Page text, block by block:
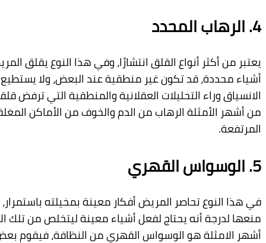
المحدد
أنواع القلقانتشارًا، وفيهذاالنوعيقلقالمريضمن
قدتكونغير منطقيةعند البعض،ولايستطيعالمريض
التحليلاتالعقلانيةوالمنطقيةالتيترفضقلقه، ولعل
الرهابمنالدموالخوف منالأماكنالمغلقةأو
القهري
تحاصرالمريضأفكار معينة بمخيلتهباستمرار،لايستطيع
أنهيحتاجلفعلأشياءمعينةليتخلصمنتلكالأفكار.من
هوالوسواسالقهريمنالنظافة،فيقومبعض المرضى